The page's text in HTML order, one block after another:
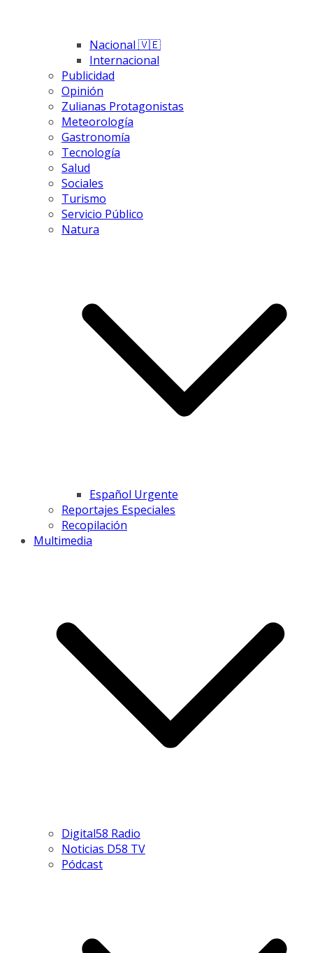
Nacional 🇻🇪
Internacional
Publicidad
Opinión
Zulianas Protagonistas
Meteorología
Gastronomía
Tecnología
Salud
Sociales
Turismo
Servicio Público
Natura
Español Urgente
Reportajes Especiales
Recopilación
Multimedia
Digital58 Radio
Noticias D58 TV
Pódcast